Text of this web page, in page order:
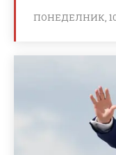
ПОНЕДЕЛНИК,